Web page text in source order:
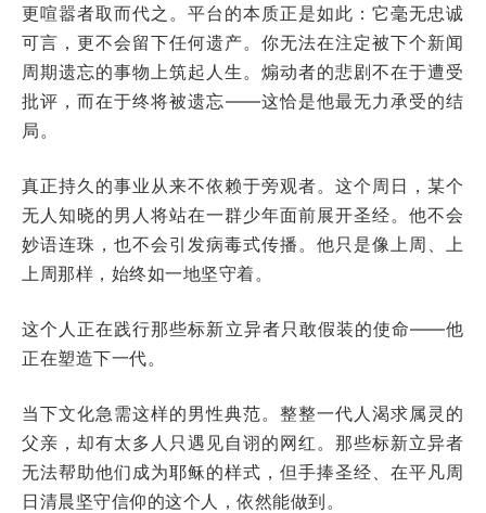
更喧嚣者取而代之。平台的本质正是如此：它毫无忠诚
可言，更不会留下任何遗产。你无法在注定被下个新闻
周期遗忘的事物上筑起人生。煽动者的悲剧不在于遭受
批评，而在于终将被遗忘——这恰是他最无力承受的结
局。
真正持久的事业从来不依赖于旁观者。这个周日，某个
无人知晓的男人将站在一群少年面前展开圣经。他不会
妙语连珠，也不会引发病毒式传播。他只是像上周、上
上周那样，始终如一地坚守着。
这个人正在践行那些标新立异者只敢假装的使命——他
正在塑造下一代。
当下文化急需这样的男性典范。整整一代人渴求属灵的
父亲，却有太多人只遇见自诩的网红。那些标新立异者
无法帮助他们成为耶稣的样式，但手捧圣经、在平凡周
日清晨坚守信仰的这个人，依然能做到。